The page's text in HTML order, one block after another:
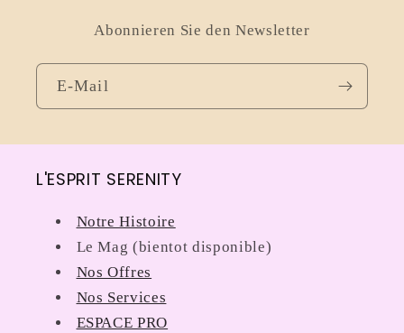
Abonnieren Sie den Newsletter
E-Mail
L'ESPRIT SERENITY
Notre Histoire
Le Mag (bientot disponible)
Nos Offres
Nos Services
ESPACE PRO